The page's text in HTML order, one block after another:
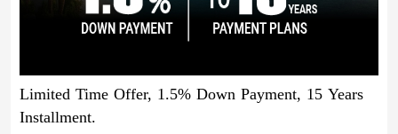
Limited Time Offer, 1.5% Down Payment, 15 Years
Installment.